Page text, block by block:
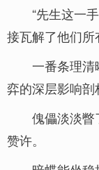
“先生这一
接瓦解了他们所
一番条理
弈的深层影响剖
傀儡淡淡
赞许。